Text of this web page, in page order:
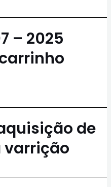
– 2025
de
varrição